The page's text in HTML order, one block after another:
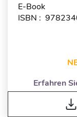
E-Book
ISBN :
Erfahren